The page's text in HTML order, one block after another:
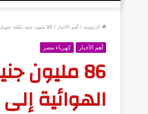
الرئيسية / أهم الأخبار / 86 مليون جنيه تكلفة تحويل خطوط الكهرباء الهوائية إلى أرضية الماره اعلى الكتل السكنيه باسيوط
أهم الأخبار كهرباء مصر
86 مليون
الهوائية